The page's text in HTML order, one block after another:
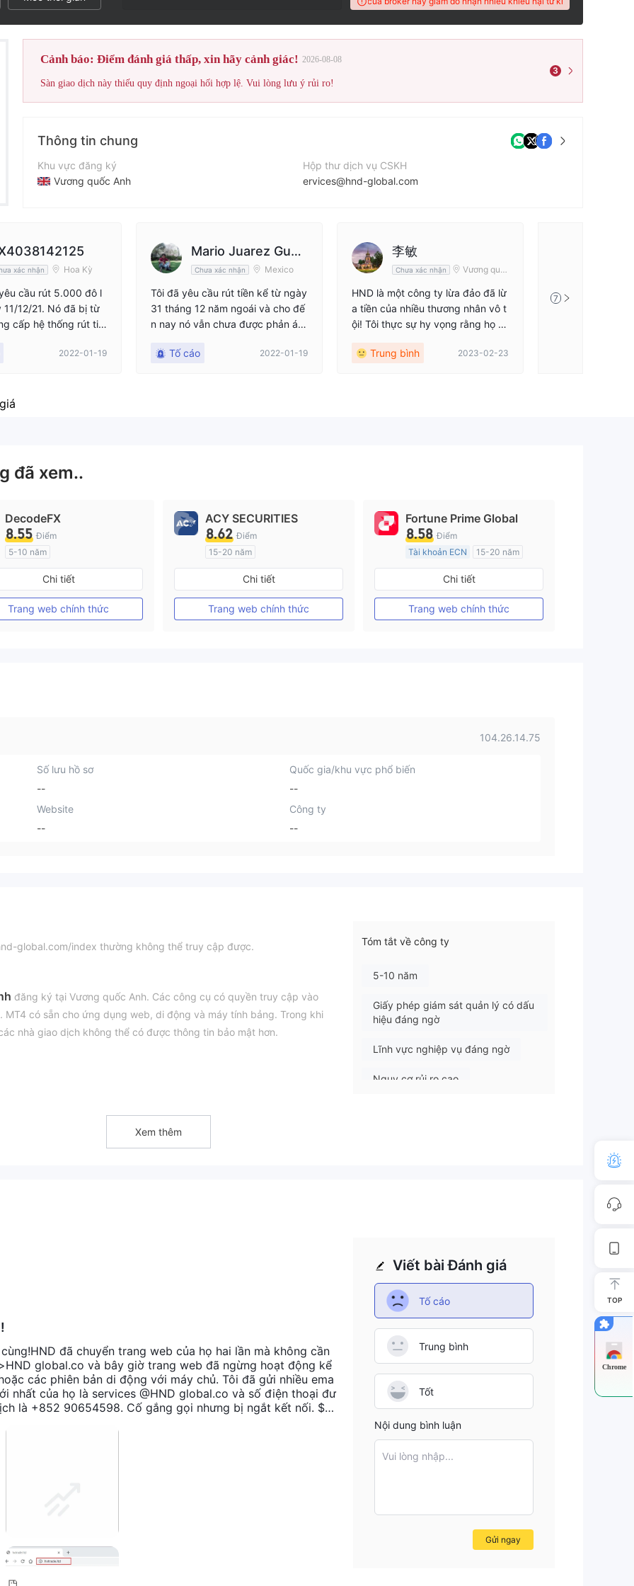
Cảnh báo: Điểm đánh giá thấp, xin hãy cảnh giác! 2026-08-08
Sàn giao dịch này thiếu quy định ngoại hối hợp lệ. Vui lòng lưu ý rủi ro!
3
Thông tin chung
Khu vực đăng ký
Vương quốc Anh
Tên công ty
HND GLOBAL LIMHNDD
Hộp thư dịch vụ CSKH
ervices@hnd-global.com
Địa chỉ công ty
xác nhận Hoa Kỳ
cầu rút 5.000 đô l
11/12/21. Nó đã bị từ
cấp hệ thống rút tiề
trò chuyện, nó sẽ đượ
được email Đăng ký rú
Không phản hồi. Bâ
yêu cầu rút tiền $
thành công vào ngày
lắng về số dư còn lại
2022-01-19
Mario Juarez Guer
rero
Chưa xác nhận Mexico
Tôi đã yêu cầu rút tiền kể từ ngày
31 tháng 12 năm ngoái và cho đế
n nay nó vẫn chưa được phản án
tin tưởng nền tảng và đặc biệt là
Tố cáo 2022-01-19
李敏
Chưa xác nhận
Vương quố
HND là một công ty lừa đảo đã lừ
a tiền của nhiều thương nhân vô t
ội! Tôi thực sự hy vọng rằng họ c
ốt và hy vọng rằng kinh nghiệm c
Trung bình 2023-02-23
7
đã xem..
DecodeFX
8.55 Điểm
5-10 năm
Đăng ký tại Nước Úc
MT4 Chính thức
Chi tiết
Trang web chính thức
ACY SECURITIES
8.62 Điểm
15-20 năm
Đăng ký tại Nước Úc
MT4 Chính thức
Chi tiết
Trang web chính thức
Fortune Prime Global
8.58 Điểm
Tài khoản ECN
15-20 năm
Đăng ký tại Nước Úc
MT4 Chính thức
Chi tiết
Trang web chính thức
104.26.14.75
Số lưu hồ sơ
--
Quốc gia/khu vực phổ biến
--
Website
--
Công ty
--
global.com/index thường không thể truy cập được.
đăng ký tại Vương quốc Anh. Các công cụ có quyền truy cập vào
có sẵn cho ứng dụng web, di động và máy tính bảng. Trong khi
nhà giao dịch không thể có được thông tin bảo mật hơn.
rằng tên miền của công ty này đang được bán, cho thấy HND
độ tin cậy và khả năng truy cập của nó.
biệt là về phí và dịch vụ, điều này sẽ mang lại rủi ro lớn và giảm an
với một công ty được quy định.
khó khăn đáng kể khi rút tiền. Vấn đề vẫn chưa được giải quyết
rủi ro trước khi giao dịch trên các nền tảng không được quy định. Vui
tiết liên quan. Báo cáo các nhà môi giới gian lận trong phần
việc để giải quyết bất kỳ vấn đề nào bạn gặp phải.
detail/202202233082271600.html
nhà giao dịch không thể có được thông tin bảo mật hơn về dịch vụ.
Tóm tắt về công ty
5-10 năm
Giấy phép giám sát quản lý có dấu
hiệu đáng ngờ
Lĩnh vực nghiệp vụ đáng ngờ
Nguy cơ rủi ro cao
Xem thêm
đã chuyển trang web của họ hai lần mà không cần
global.co và bây giờ trang web đã ngừng hoạt động kể
các phiên bản di động với máy chủ. Tôi đã gửi nhiều ema
nhất của họ là services @HND global.co và số điện thoại đư
là +852 90654598. Cố gắng gọi nhưng bị ngắt kết nối. $ 2
cần trả lại tiền!
Viết bài Đánh giá
Tố cáo
Trung bình
Tốt
Nội dung bình luận
Vui lòng nhập...
Gửi ngay
TOP
Chrome